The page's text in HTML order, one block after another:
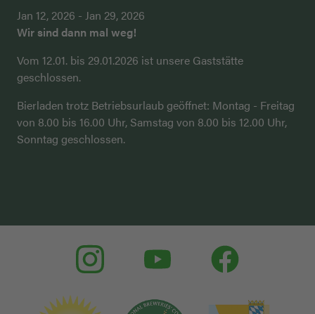
Jan 12, 2026 - Jan 29, 2026
Wir sind dann mal weg!
Vom 12.01. bis 29.01.2026 ist unsere Gaststätte
geschlossen.
Bierladen trotz Betriebsurlaub geöffnet: Montag - Freitag
von 8.00 bis 16.00 Uhr, Samstag von 8.00 bis 12.00 Uhr,
Sonntag geschlossen.